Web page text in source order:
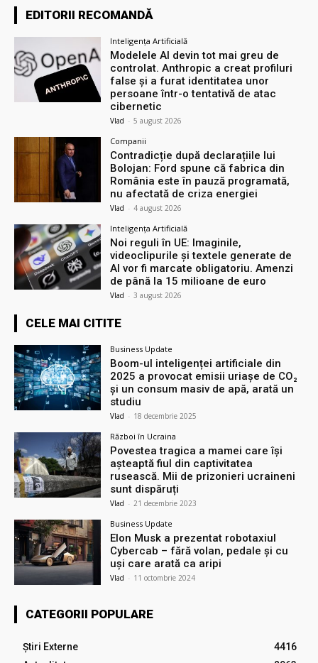
EDITORII RECOMANDĂ
Inteligența Artificială
Modelele AI devin tot mai greu de
controlat. Anthropic a creat profiluri
false și a furat identitatea unor
persoane într-o tentativă de atac
cibernetic
Vlad - 5 august 2026
Companii
Contradicție după declarațiile lui
Bolojan: Ford spune că fabrica din
România este în pauză programată,
nu afectată de criza energiei
Vlad - 4 august 2026
Inteligența Artificială
Noi reguli în UE: Imaginile,
videoclipurile și textele generate de
AI vor fi marcate obligatoriu. Amenzi
de până la 15 milioane de euro
Vlad - 3 august 2026
CELE MAI CITITE
Business Update
Boom-ul inteligenței artificiale din
2025 a provocat emisii uriașe de CO₂
și un consum masiv de apă, arată un
studiu
Vlad - 18 decembrie 2025
Război în Ucraina
Povestea tragica a mamei care își
așteaptă fiul din captivitatea
rusească. Mii de prizonieri ucraineni
sunt dispăruți
Vlad - 21 decembrie 2023
Business Update
Elon Musk a prezentat robotaxiul
Cyberсab – fără volan, pedale și cu
uși care arată ca aripi
Vlad - 11 octombrie 2024
CATEGORII POPULARE
Știri Externe
4416